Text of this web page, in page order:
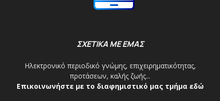
ΣΧΕΤΙΚΑ ΜΕ ΕΜΑΣ
Ηλεκτρονικό περιοδικό γνώμης, επιχειρηματικότητας,
προτάσεων, καλής ζωής...
Επικοινωνήστε με το διαφημιστικό μας τμήμα εδώ